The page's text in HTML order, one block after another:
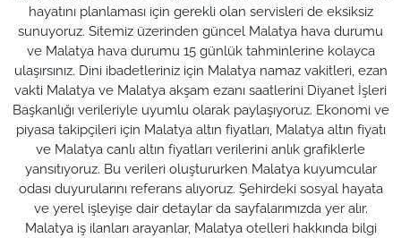
hayatını planlaması için gerekli olan servisleri de eksiksiz
sunuyoruz. Sitemiz üzerinden güncel Malatya hava durumu
ve Malatya hava durumu 15 günlük tahminlerine kolayca
ulaşırsınız. Dini ibadetleriniz için Malatya namaz vakitleri, ezan
vakti Malatya ve Malatya akşam ezanı saatlerini Diyanet İşleri
Başkanlığı verileriyle uyumlu olarak paylaşıyoruz. Ekonomi ve
piyasa takipçileri için Malatya altın fiyatları, Malatya altın fiyatı
ve Malatya canlı altın fiyatları verilerini anlık grafiklerle
yansıtıyoruz. Bu verileri oluştururken Malatya kuyumcular
odası duyurularını referans alıyoruz. Şehirdeki sosyal hayata
ve yerel işleyişe dair detaylar da sayfalarımızda yer alır.
Malatya iş ilanları arayanlar, Malatya otelleri hakkında bilgi